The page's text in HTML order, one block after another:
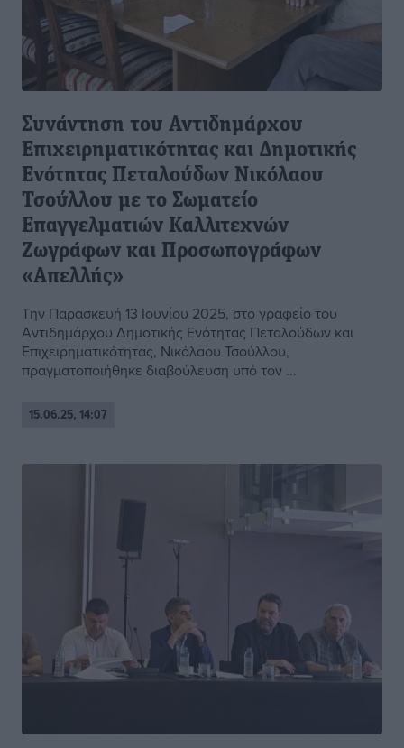
Συνάντηση του Αντιδημάρχου
Επιχειρηματικότητας και Δημοτικής
Ενότητας Πεταλούδων Νικόλαου
Τσούλλου με το Σωματείο
Επαγγελματιών Καλλιτεχνών
Ζωγράφων και Προσωπογράφων
«Απελλής»
Την Παρασκευή 13 Ιουνίου 2025, στο γραφείο του
Αντιδημάρχου Δημοτικής Ενότητας Πεταλούδων και
Επιχειρηματικότητας, Νικόλαου Τσούλλου,
πραγματοποιήθηκε διαβούλευση υπό τον ...
15.06.25, 14:07